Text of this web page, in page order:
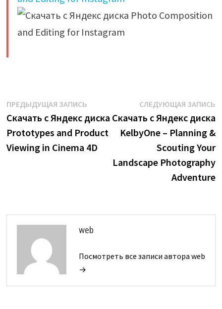
Навигация
по
записям
ПРЕДЫДУЩАЯ ЗАПИСЬПредыдущая
запись:
Скачать с Яндекс диска
Prototypes and Product
Viewing in Cinema 4D
СЛЕДУЮЩАЯ ЗАПИСЬ
Скачать с Яндекс диска
KelbyOne – Planning &
Scouting Your
Landscape Photography
Adventure
web
Посмотреть все записи автора web
→